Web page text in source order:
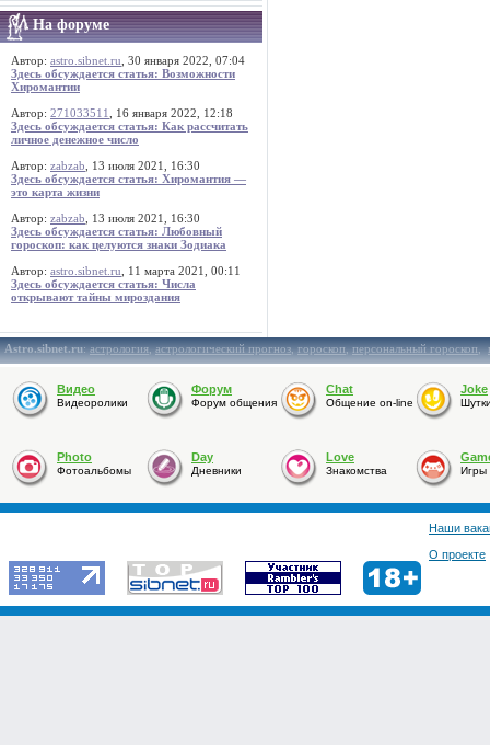
На форуме
Автор: astro.sibnet.ru , 30 января 2022, 07:04
Здесь обсуждается статья: Возможности
Хиромантии
Автор: 271033511
, 16 января 2022, 12:18
Здесь обсуждается статья: Как рассчитать
личное денежное число
Автор: zabzab , 13 июля 2021, 16:30
Здесь обсуждается статья: Хиромантия —
это карта жизни
Автор: zabzab , 13 июля 2021, 16:30
Здесь обсуждается статья: Любовный
гороскоп: как целуются знаки Зодиака
Автор: astro.sibnet.ru , 11 марта 2021, 00:11
Здесь обсуждается статья: Числа
открывают тайны мироздания
Astro.sibnet.ru:астрология,астрологический прогноз,гороскоп,персональный гороскоп,
Видео
Видеоролики
Форум
Форум общения
Chat
Общение on-line
Joke
Photo
Фотоальбомы
Day
Дневники
Love
Знакомства Игры
Наши
О проекте